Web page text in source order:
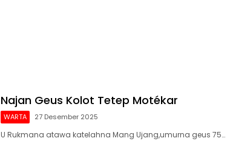
Najan Geus Kolot Tetep Motékar
WARTA 27 Desember 2025
U Rukmana atawa katelahna Mang Ujang,umurna geus 75…